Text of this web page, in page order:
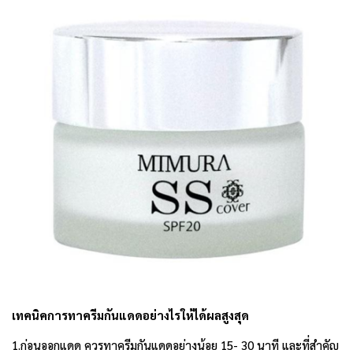
เทคนิคการทาครีมกันแดดอย่างไรให้ได้ผลสูงสุด
1.ก่อนออกแดด ควรทาครีมกันแดดอย่างน้อย 15- 30 นาที และที่สำคัญ